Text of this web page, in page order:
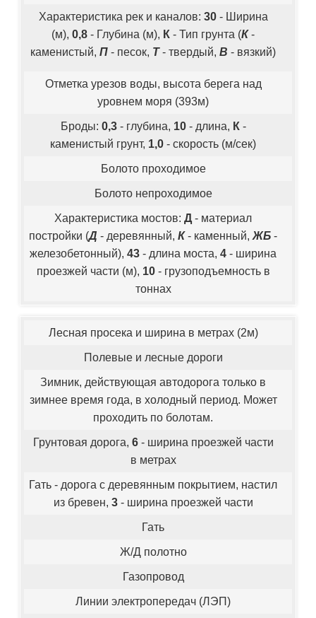
Характеристика рек и каналов: 30 - Ширина
(м), 0,8 - Глубина (м), К - Тип грунта (К-
каменистый, П - песок, Т- твердый, В - вязкий)
Отметка урезов воды, высота берега над
уровнем моря (393м)
Броды: 0,3 - глубина, 10 - длина, К -
каменистый грунт, 1,0 - скорость (м/сек)
Болото проходимое
Болото непроходимое
Характеристика мостов: Д - материал
постройки (Д - деревянный, К- каменный, ЖБ -
железобетонный), 43 - длина моста, 4 - ширина
проезжей части (м), 10 - грузоподъемность в
тоннах
Лесная просека и ширина в метрах (2м)
Полевые и лесные дороги
Зимник, действующая автодорога только в
зимнее время года, в холодный период. Может
проходить по болотам.
Грунтовая дорога, 6 - ширина проезжей части
в метрах
Гать - дорога с деревянным покрытием, настил
из бревен, 3 - ширина проезжей части
Гать
Ж/Д полотно
Газопровод
Линии электропередач (ЛЭП)